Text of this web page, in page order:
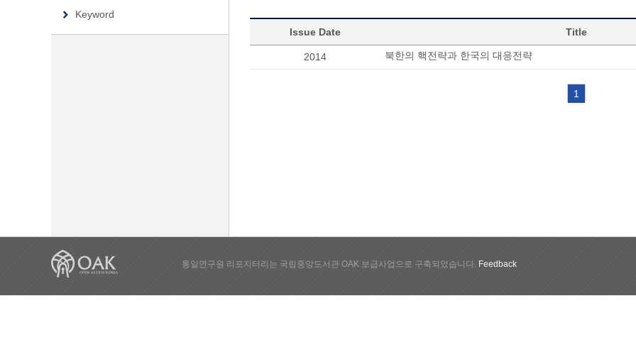
Keyword
Issue Date Title
2014 북한의 핵전략과 한국의 대응전략
1
통일연구원 리포지터리는 국립중앙도서관 OAK 보급사업으로 구축되었습니다. Feedback